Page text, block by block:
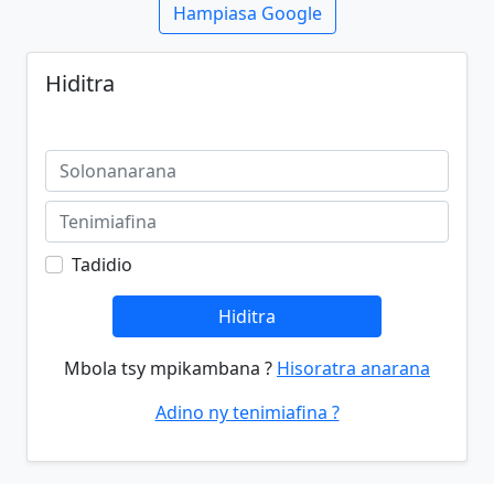
Hampiasa Google
Hiditra
Tadidio
Hiditra
Mbola tsy mpikambana ? Hisoratra anarana
Adino ny tenimiafina ?